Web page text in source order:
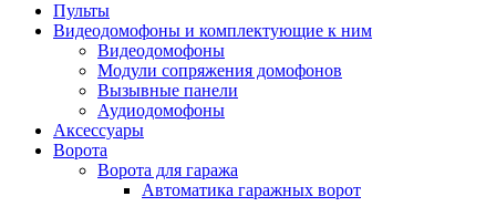
Пульты
Видеодомофоны и комплектующие к ним
Видеодомофоны
Модули сопряжения домофонов
Вызывные панели
Аудиодомофоны
Аксессуары
Ворота
Ворота для гаража
Автоматика гаражных ворот